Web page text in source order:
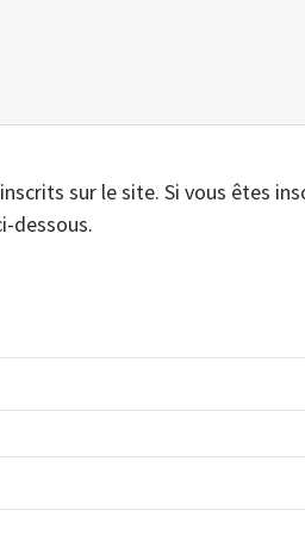
sur le site. Si vous êtes
dessous.